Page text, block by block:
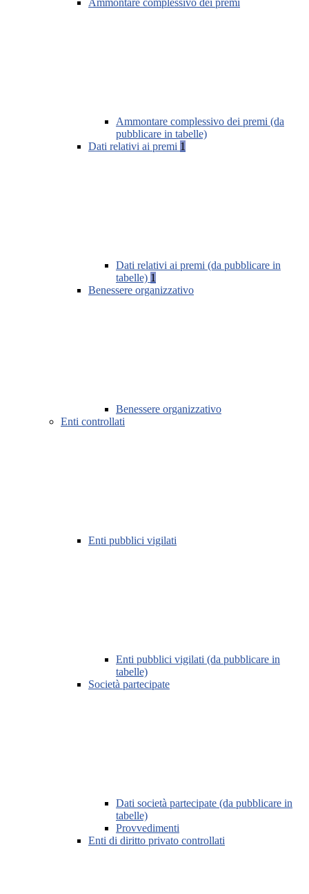
Ammontare complessivo dei premi
Ammontare complessivo dei premi (da
pubblicare in tabelle)
Dati relativi ai premi 1
Dati relativi ai premi (da pubblicare in
tabelle) 1
Benessere organizzativo
Benessere organizzativo
Enti controllati
Enti pubblici vigilati
Enti pubblici vigilati (da pubblicare in
tabelle)
Società partecipate
Dati società partecipate (da pubblicare in
tabelle)
Provvedimenti
Enti di diritto privato controllati